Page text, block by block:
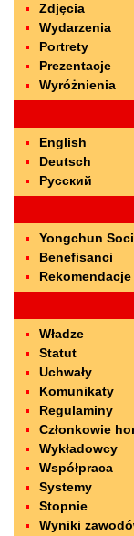
Zdjęcia
Wydarzenia
Portrety
Prezentacje
Wyróżnienia
English
Deutsch
Русский
Yongchun
Benefisanci
Rekomendacje
Władze
Statut
Uchwały
Komunikaty
Regulaminy
Członkowie
Wykładowcy
Współpraca
Systemy
Stopnie
Wyniki